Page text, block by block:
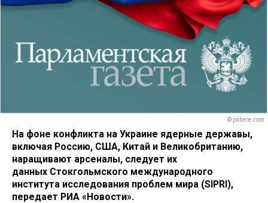
© pxhere.com
На фоне конфликта на Украине ядерные державы,
включая Россию, США, Китай и Великобританию,
наращивают арсеналы, следует их
данных Стокгольмского международного
института исследования проблем мира (SIPRI),
передает РИА «Новости».